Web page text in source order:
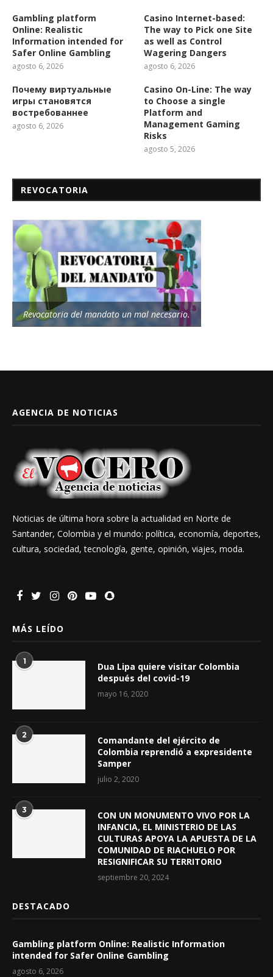
Gambling platform
Online: Realistic
Information intended for
Safer Online Gambling
agosto 6, 2026
Casino Internet-based:
The way to Pick one Site
as well as Control
Wagering Dangers
agosto 6, 2026
Почему виртуальные
игры становятся
востребованнее
agosto 6, 2026
Casino On-Line: The way
to Choose a single
Platform and
Management Gaming
Risks
agosto 5, 2026
REVOCATORIA
Revocatoria del mandato un mal necesario.
AGENCIA DE NOTICIAS
Noticias de última hora sobre la actualidad en Norte de
Santander, Colombia y el mundo: política, economía, deportes,
cultura, sociedad, tecnología, gente, opinión, viajes, moda.
MÁS LEÍDO
1
Dua Lipa quiere visitar Colombia
después del covid-19
mayo 16, 2020
2
Comandante del ejército de
Colombia reprendió a expresidente
Samper
julio 2, 2020
3
CON UN MONUMENTO VIVO POR LA
INFANCIA, EL MINISTERIO DE LAS
CULTURAS APOYA LA APUESTA DE LA
COMUNIDAD DE RIACHUELO POR
RESIGNIFICAR SU TERRITORIO
septiembre 20, 2024
DESTACADO
Gambling platform Online: Realistic Information
intended for Safer Online Gambling
agosto 6, 2026